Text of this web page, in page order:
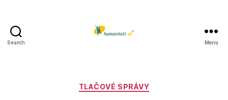
Search Menu
Kategórie
TLAČOVÉ SPRÁVY